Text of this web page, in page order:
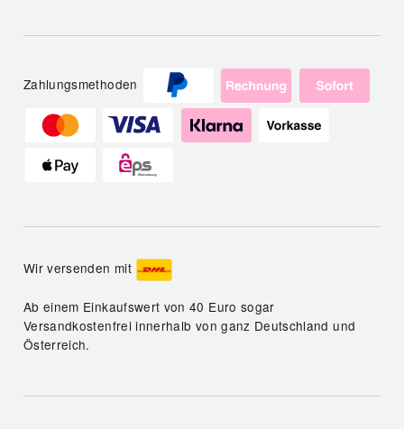
Zahlungsmethoden
Wir versenden mit
Ab einem Einkaufswert von 40 Euro sogar
Versandkostenfrei innerhalb von ganz Deutschland und
Österreich.